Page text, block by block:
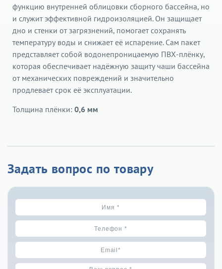
функцию внутренней облицовки сборного бассейна, но
и служит эффективной гидроизоляцией. Он защищает
дно и стенки от загрязнений, помогает сохранять
температуру воды и снижает её испарение. Сам пакет
представляет собой водонепроницаемую ПВХ-плёнку,
которая обеспечивает надёжную защиту чаши бассейна
от механических повреждений и значительно
продлевает срок её эксплуатации.
Толщина плёнки: 0,6 мм
Задать вопрос по товару